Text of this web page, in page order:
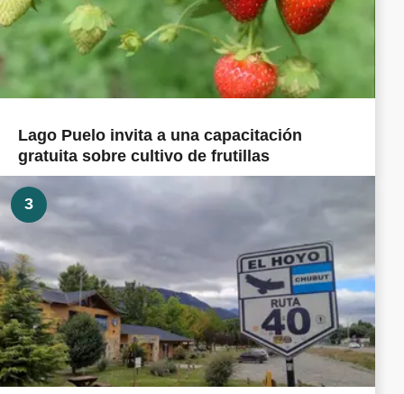
Lago Puelo invita a una capacitación
gratuita sobre cultivo de frutillas
3